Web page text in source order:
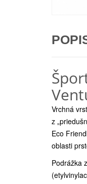
Vrchná
z
Eco
oblasti
Podrážka